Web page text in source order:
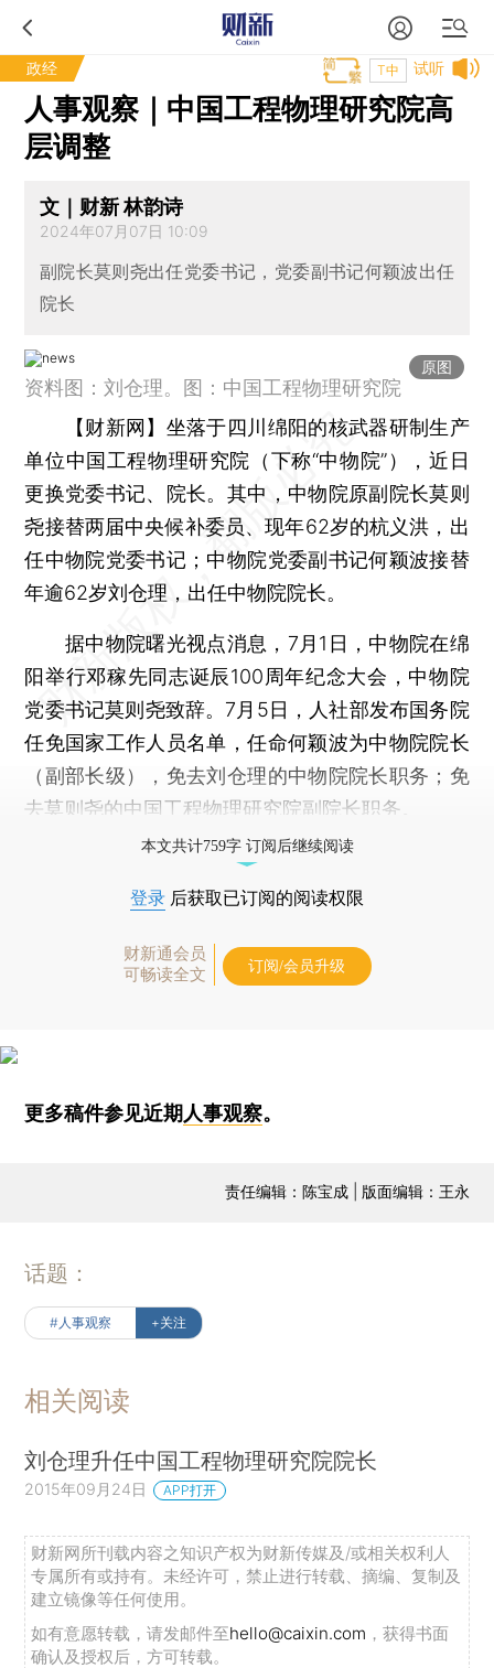
政经 试听
T中
人事观察｜中国工程物理研究院高
层调整
文｜财新 林韵诗
2024年07月07日 10:09
副院长莫则尧出任党委书记，党委副书记何颖波出任
院长
原图
资料图：刘仓理。图：中国工程物理研究院
【财新网】 坐落于四川绵阳的核武器研制生产
单位中国工程物理研究院（下称“中物院”），近日
更换党委书记、院长。其中，中物院原副院长莫则
尧接替两届中央候补委员、现年62岁的杭义洪，出
任中物院党委书记；中物院党委副书记何颖波接替
年逾62岁刘仓理，出任中物院院长。
据中物院曙光视点消息，7月1日，中物院在绵
阳举行邓稼先同志诞辰100周年纪念大会，中物院
党委书记莫则尧致辞。7月5日，人社部发布国务院
任免国家工作人员名单，任命何颖波为中物院院长
（副部长级），免去刘仓理的中物院院长职务；免
去莫则尧的中国工程物理研究院副院长职务。
本文共计759字 订阅后继续阅读
登录 后获取已订阅的阅读权限
财新通会员
可畅读全文
订阅/会员升级
更多稿件参见近期 人事观察。
责任编辑：陈宝成 | 版面编辑：王永
话题：
#人事观察 +关注
相关阅读
刘仓理升任中国工程物理研究院院长
2015年09月24日 APP打开
财新网所刊载内容之知识产权为财新传媒及/或相关权利人
专属所有或持有。未经许可，禁止进行转载、摘编、复制及
建立镜像等任何使用。
如有意愿转载，请发邮件至hello@caixin.com ，获得书面
确认及授权后，方可转载。